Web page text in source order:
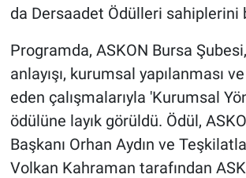
da Dersaadet Ödülleri sahiplerini
Programda, ASKON Bursa
anlayışı, kurumsal yapılanması
eden çalışmalarıyla 'Kurumsal
ödülüne layık görüldü. Ödül,
Başkanı Orhan Aydın ve
Volkan Kahraman tarafından